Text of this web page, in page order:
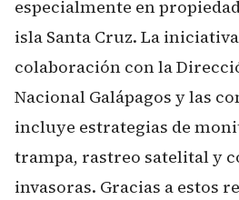
especialmente en
isla Santa Cruz. La
colaboración con la
Nacional Galápagos y las
incluye estrategias de
trampa, rastreo satelital y
invasoras. Gracias a estos